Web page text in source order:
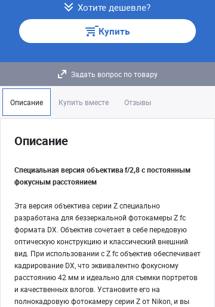
Хотите дешевле?
Купить
Задать вопрос по товару
Описание Купить вместе Отзывы
Описание
Специальная версия объектива f/2,8 с постоянным
фокусным расстоянием
Эта версия объектива серии Z специально
разработана для беззеркальной фотокамеры Z fc
формата DX. Объектив сочетает в себе передовую
оптическую конструкцию и классический внешний
вид. При использовании с Z fc объектив обеспечивает
кадрирование DX, что эквивалентно фокусному
расстоянию 42 мм и идеально для съемки портретов
и качественных влогов. Установите его на
полнокадровую фотокамеру серии Z от Nikon, и вы